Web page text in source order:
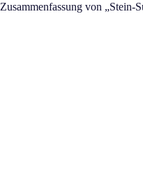
Zusammenfassung von „Stein-